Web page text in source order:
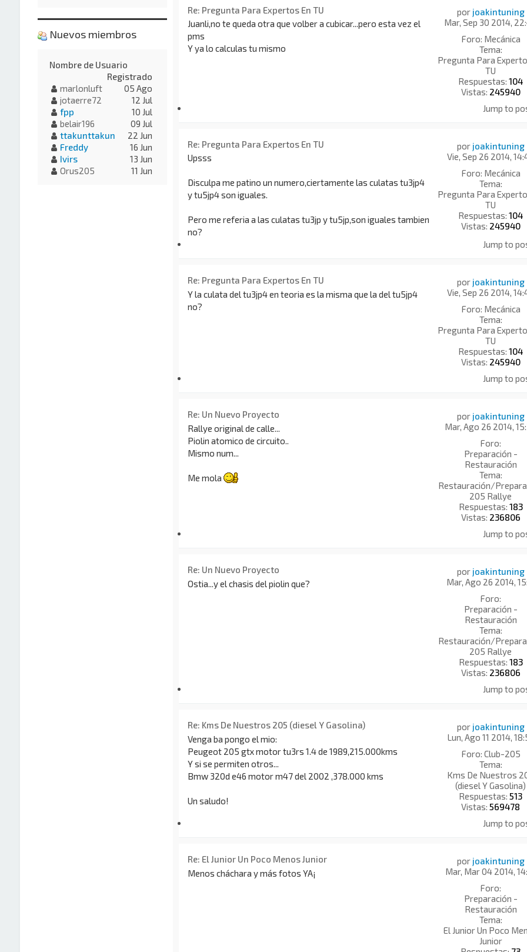
por joakintuning
Mar, Sep 30 2014,
Foro: Mecánica
Tema:
Pregunta Para
TU
Respuestas:104
Vistas: 245940
Re: Pregunta Para Expertos En TU
Juanli,no te queda otra que volber a cubicar...pero esta vez el
pms
Y ya lo calculas tu mismo
Jump to
por joakintuning
Vie, Sep 26 2014,
Foro: Mecánica
Tema:
Pregunta Para
TU
Respuestas:104
Vistas: 245940
Re: Pregunta Para Expertos En TU
Upsss
Disculpa me patino un numero,ciertamente las culatas tu3jp4
y tu5jp4 son iguales.
Pero me referia a las culatas tu3jp y tu5jp,son iguales tambien
no?
Jump to
por joakintuning
Vie, Sep 26 2014,
Foro: Mecánica
Tema:
Pregunta Para
TU
Respuestas:104
Vistas: 245940
Re: Pregunta Para Expertos En TU
Y la culata del tu3jp4 en teoria es la misma que la del tu5jp4
no?
Jump to
por joakintuning
Mar, Ago 26 2014,
Foro:
Preparación -
Restauración
Tema:
Restauración/
205 Rallye
Respuestas: 183
Vistas: 236806
Re: Un Nuevo Proyecto
Rallye original de calle...
Piolin atomico de circuito..
Mismo num...
Me mola
Jump to
por joakintuning
Mar, Ago 26 2014,
Foro:
Preparación -
Restauración
Tema:
Restauración/
205 Rallye
Respuestas: 183
Vistas: 236806
Re: Un Nuevo Proyecto
Ostia...y el chasis del piolin que?
Jump to
por joakintuning
Lun, Ago 11 2014,
Foro: Club-205
Tema:
Kms De Nuestros
(diesel Y Gasolina)
Respuestas:513
Vistas:569478
Re: Kms De Nuestros 205 (diesel Y Gasolina)
Venga ba pongo el mio:
Peugeot 205 gtx motor tu3rs 1.4 de 1989,215.000kms
Y si se permiten otros...
Bmw 320d e46 motor m47 del 2002 ,378.000 kms
Un saludo!
Jump to
por joakintuning
Mar, Mar 04 2014,
Foro:
Preparación -
Restauración
Tema:
El Junior Un Poco
Junior
Re: El Junior Un Poco Menos Junior
Menos cháchara y más fotos YA¡
Nuevos miembros
Nombre de Usuario
Registrado
marlonluft
05 Ago
jotaerre72
12 Jul
fpp
10 Jul
belair196
09 Jul
ttakunttakun
22 Jun
Freddy
16 Jun
Ivirs
13 Jun
Orus205
11 Jun